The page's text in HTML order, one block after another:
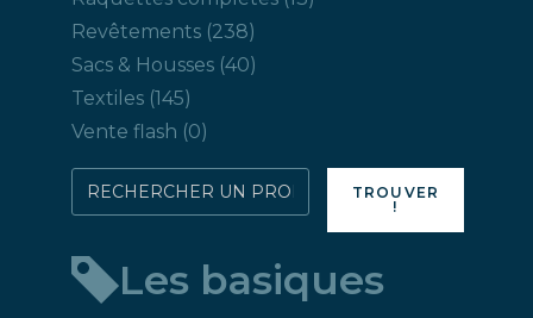
Revêtements 238238
produits
Sacs & Housses 4040
Textiles 145145
produits
Vente flash 00
Rechercher
directement
produit
:
TROUVER
!
Les basiques